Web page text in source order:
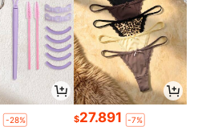
-28% $27.891 -7%